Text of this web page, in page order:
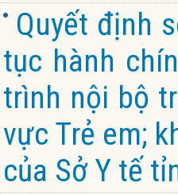
Quyết định
tục hành
trình nội bộ
vực Trẻ em;
của Sở Y tế